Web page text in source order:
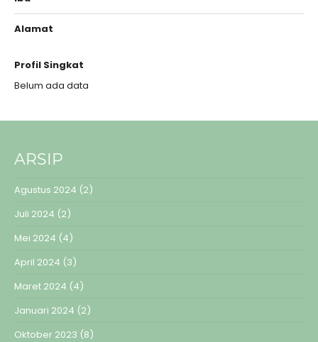
Alamat
Profil Singkat
Belum ada data
ARSIP
Agustus 2024 (2)
Juli 2024 (2)
Mei 2024 (4)
April 2024 (3)
Maret 2024 (4)
Januari 2024 (2)
Oktober 2023 (8)